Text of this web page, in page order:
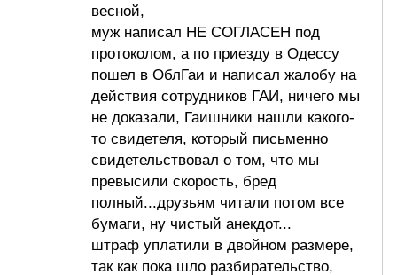
весной,
муж написал НЕ СОГЛАСЕН под
протоколом, а по приезду в Одессу
пошел в ОблГаи и написал жалобу на
действия сотрудников ГАИ, ничего мы
не доказали, Гаишники нашли какого-
то свидетеля, который письменно
свидетельствовал о том, что мы
превысили скорость, бред
полный...друзьям читали потом все
бумаги, ну чистый анекдот...
штраф уплатили в двойном размере,
так как пока шло разбирательство,